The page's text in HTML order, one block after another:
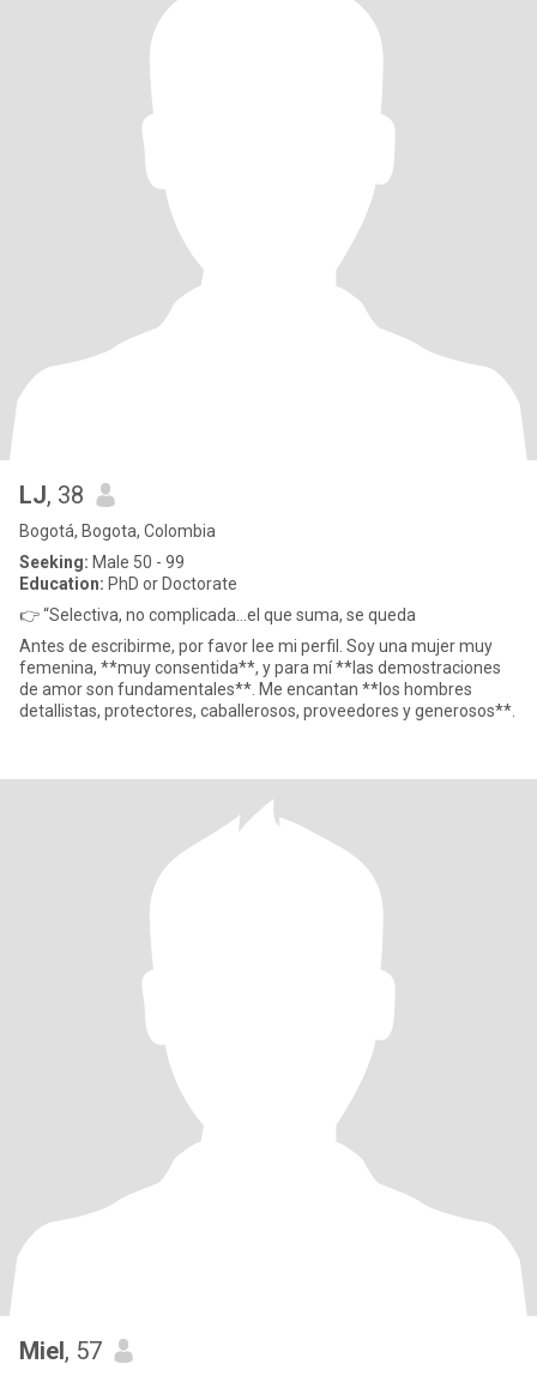
LJ, 38
Bogotá, Bogota, Colombia
Seeking: Male 50 - 99
Education: PhD or Doctorate
👉 “Selectiva, no complicada…el que suma, se queda
Antes de escribirme, por favor lee mi perfil. Soy una mujer muy
femenina, **muy consentida**, y para mí **las demostraciones
de amor son fundamentales**. Me encantan **los hombres
detallistas, protectores, caballerosos, proveedores y generosos**.
Miel, 57